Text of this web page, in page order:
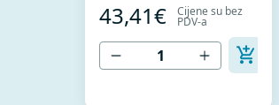
debljine 10mm. Izrađeno
od visokokvalitetnog
pocinkovanog lima DX51D
+ Z275 za hladno
43,41€ Cijene su bez
PDV-a